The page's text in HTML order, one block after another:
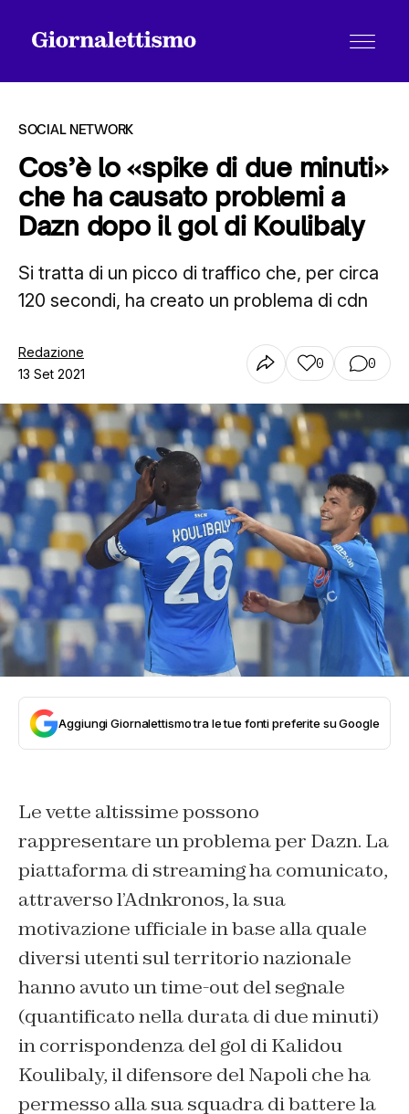
Tutti gli articoli
Chi siamo
Contatti
SOCIAL NETWORK
Cos’è lo «spike di due minuti»
che ha causato problemi a
Dazn dopo il gol di Koulibaly
Si tratta di un picco di traffico che, per circa
120 secondi, ha creato un problema di cdn
Redazione
13 Set 2021
0 0
Aggiungi Giornalettismo tra le tue fonti preferite su Google
Levette altissimepossono
rappresentare un problema per Dazn. La
piattaforma di streaming ha comunicato,
attraverso l’Adnkronos, la sua
motivazione ufficiale in base alla quale
diversi utenti sul territorio nazionale
hanno avuto un time-out del segnale
(quantificato nella durata di due minuti)
in corrispondenza del gol di Kalidou
Koulibaly, il difensore del Napoli che ha
permesso alla sua squadra di battere la